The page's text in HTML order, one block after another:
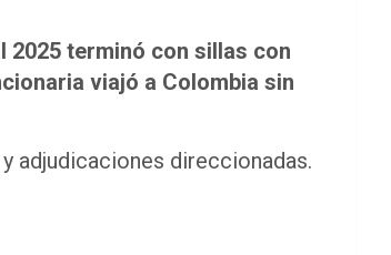
2025 terminó con sillas con
viajó a Colombia sin
y adjudicaciones direccionadas.